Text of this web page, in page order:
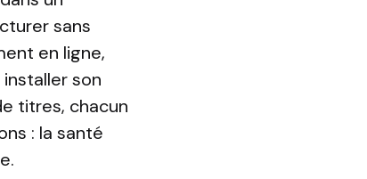
sans
en ligne,
son
titres, chacun
: la santé